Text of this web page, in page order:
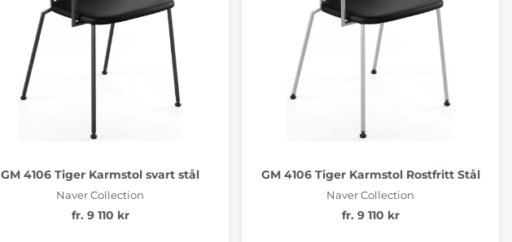
GM 4106 Tiger Karmstol svart stål
Naver Collection
fr. 9 110 kr
GM 4106 Tiger Karmstol Rostfritt Stål
Naver Collection
fr. 9 110 kr